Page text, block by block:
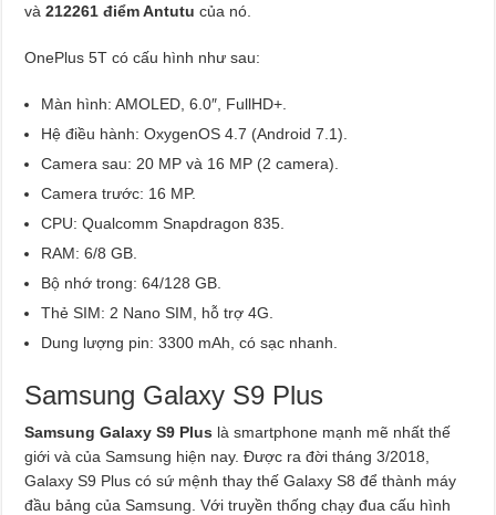
và212261 điểm Antutu của nó.
OnePlus 5T có cấu hình như sau:
Màn hình: AMOLED, 6.0″, FullHD+.
Hệ điều hành: OxygenOS 4.7 (Android 7.1).
Camera sau: 20 MP và 16 MP (2 camera).
Camera trước: 16 MP.
CPU: Qualcomm Snapdragon 835.
RAM: 6/8 GB.
Bộ nhớ trong: 64/128 GB.
Thẻ SIM: 2 Nano SIM, hỗ trợ 4G.
Dung lượng pin: 3300 mAh, có sạc nhanh.
Samsung Galaxy S9 Plus
Samsung Galaxy S9 Plus là smartphone mạnh mẽ nhất thế
giới và của Samsung hiện nay. Được ra đời tháng 3/2018,
Galaxy S9 Plus có sứ mệnh thay thế Galaxy S8 để thành máy
đầu bảng của Samsung. Với truyền thống chạy đua cấu hình